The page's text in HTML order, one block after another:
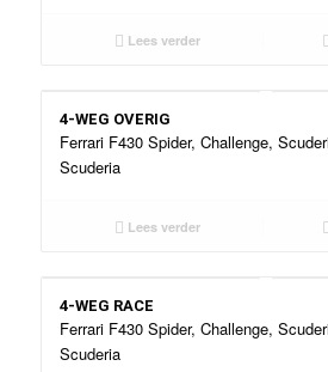
Lees verder
4-WEG OVERIG
Ferrari F430 Spider, Challenge,
Scuderia
Lees verder
4-WEG RACE
Ferrari F430 Spider, Challenge,
Scuderia